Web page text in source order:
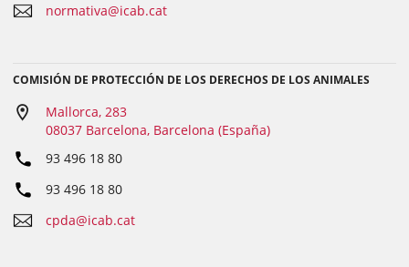
normativa@icab.cat
COMISIÓN DE PROTECCIÓN DE LOS DERECHOS DE LOS ANIMALES
Mallorca, 283
08037 Barcelona, Barcelona (España)
93 496 18 80
93 496 18 80
cpda@icab.cat